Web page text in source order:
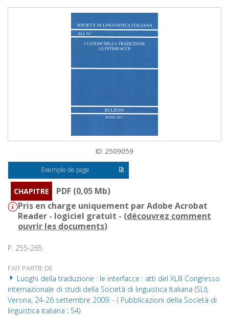
ID: 2509059
Exemple de page
CHAPITRE
PDF (0,05 Mb)
Pris en charge uniquement par Adobe Acrobat
Reader - logiciel gratuit - (découvrez comment
ouvrir les documents)
P. 255-265
FAIT PARTIE DE
Luoghi della traduzione : le interfacce : atti del XLIII Congresso
internazionale di studi della Società di linguistica Italiana (SLI),
Verona, 24-26 settembre 2009. - ( Pubblicazioni della Società di
linguistica italiana ; 54)